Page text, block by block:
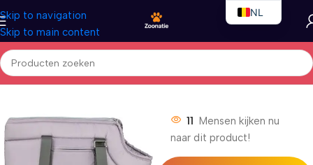
Skip to navigation
Skip to main content
Home/Honden/Hondentas
11 Mensen kijken nu
naar dit product!
NL